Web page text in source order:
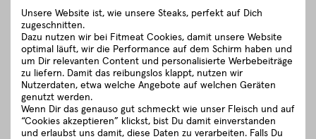
ZURÜCK ZUR ÜBERSICHT
Unsere Website ist, wie unsere Steaks, perfekt auf Dich
zugeschnitten.
Dazu nutzen wir bei Fitmeat Cookies, damit unsere Website
optimal läuft, wir die Performance auf dem Schirm haben und
um Dir relevanten Content und personalisierte Werbebeiträge
zu liefern. Damit das reibungslos klappt, nutzen wir
Nutzerdaten, etwa welche Angebote auf welchen Geräten
genutzt werden.
Wenn Dir das genauso gut schmeckt wie unser Fleisch und auf
“Cookies akzeptieren” klickst, bist Du damit einverstanden
und erlaubst uns damit, diese Daten zu verarbeiten. Falls Du